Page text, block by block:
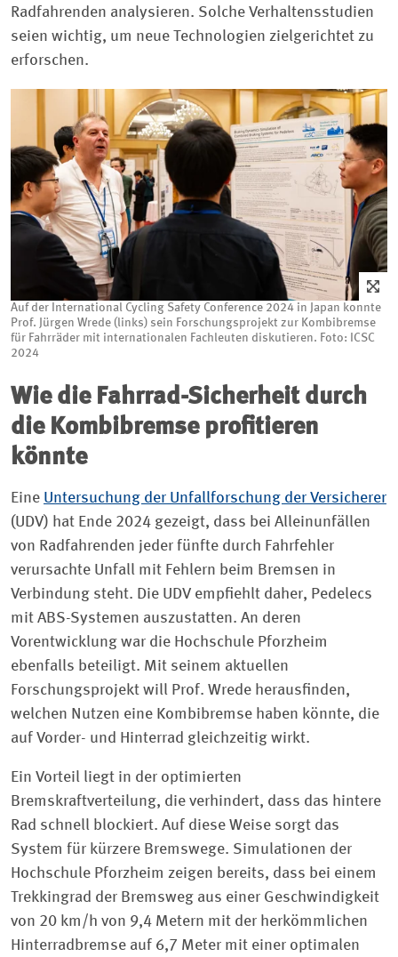
Radfahrenden analysieren. Solche Verhaltensstudien
seien wichtig, um neue Technologien zielgerichtet zu
erforschen.
Auf der International Cycling Safety Conference 2024 in Japan konnte
Prof. Jürgen Wrede (links) sein Forschungsprojekt zur Kombibremse
für Fahrräder mit internationalen Fachleuten diskutieren. Foto: ICSC
2024
Wie die Fahrrad-Sicherheit durch
die Kombibremse profitieren
könnte
Eine Untersuchung der Unfallforschung der Versicherer
(UDV) hat Ende 2024 gezeigt, dass bei Alleinunfällen
von Radfahrenden jeder fünfte durch Fahrfehler
verursachte Unfall mit Fehlern beim Bremsen in
Verbindung steht. Die UDV empfiehlt daher, Pedelecs
mit ABS-Systemen auszustatten. An deren
Vorentwicklung war die Hochschule Pforzheim
ebenfalls beteiligt. Mit seinem aktuellen
Forschungsprojekt will Prof. Wrede herausfinden,
welchen Nutzen eine Kombibremse haben könnte, die
auf Vorder- und Hinterrad gleichzeitig wirkt.
Ein Vorteil liegt in der optimierten
Bremskraftverteilung, die verhindert, dass das hintere
Rad schnell blockiert. Auf diese Weise sorgt das
System für kürzere Bremswege. Simulationen der
Hochschule Pforzheim zeigen bereits, dass bei einem
Trekkingrad der Bremsweg aus einer Geschwindigkeit
von 20 km/h von 9,4 Metern mit der herkömmlichen
Hinterradbremse auf 6,7 Meter mit einer optimalen